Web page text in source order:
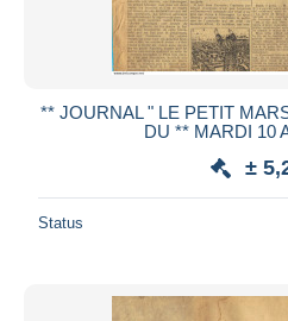
** JOURNAL " LE PETIT
DU ** MARDI 10
±
Status